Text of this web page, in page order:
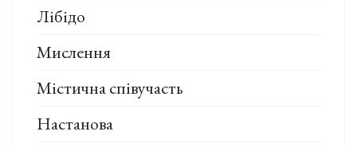
Лібідо
Мислення
Містична співучасть
Настанова